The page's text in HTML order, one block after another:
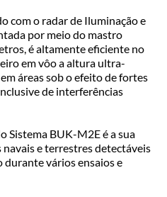
com o radar de Iluminação e
por meio do mastro
é altamente eficiente no
em vôo a altura ultra-
áreas sob o efeito de fortes
de interferências
Sistema BUK-M2E é a sua
e terrestres detectáveis
vários ensaios e